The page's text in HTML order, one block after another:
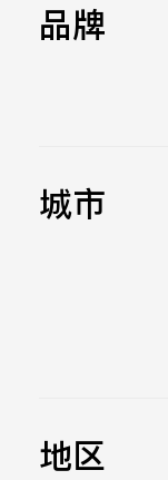
品牌
城市
地区